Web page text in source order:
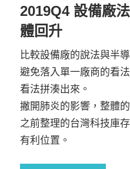
2019Q4 設備廠
體回升
比較設備廠的說法與半
避免落入單一廠商的看
看法拼湊出來。
撇開肺炎的影響，整體
之前整理的台灣科技庫
有利位置。